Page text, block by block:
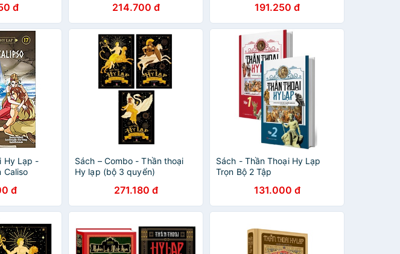
đ 214.700 đ 191.250 đ
Hy Lạp -
Caliso
đ
Sách – Combo - Thần thoại
Hy lạp (bộ 3 quyển)
271.180 đ
Sách - Thần Thoại Hy Lạp
Trọn Bộ 2 Tập
131.000 đ